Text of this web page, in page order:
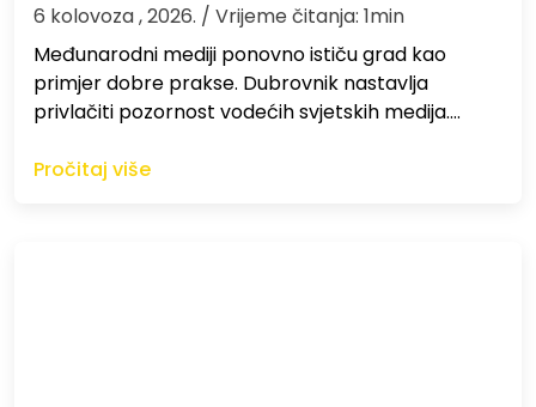
6 kolovoza , 2026. / Vrijeme čitanja: 1min
Međunarodni mediji ponovno ističu grad kao
primjer dobre prakse. Dubrovnik nastavlja
privlačiti pozornost vodećih svjetskih medija.…
Pročitaj više